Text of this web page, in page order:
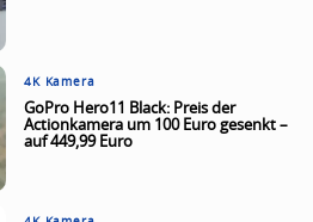
4K Kamera
GoPro Hero11 Black: Preis der
Actionkamera um 100 Euro gesenkt –
auf 449,99 Euro